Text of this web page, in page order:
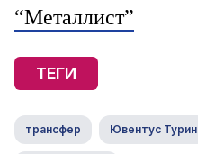
“Металлист”
ТЕГИ
трансфер Ювентус Турин